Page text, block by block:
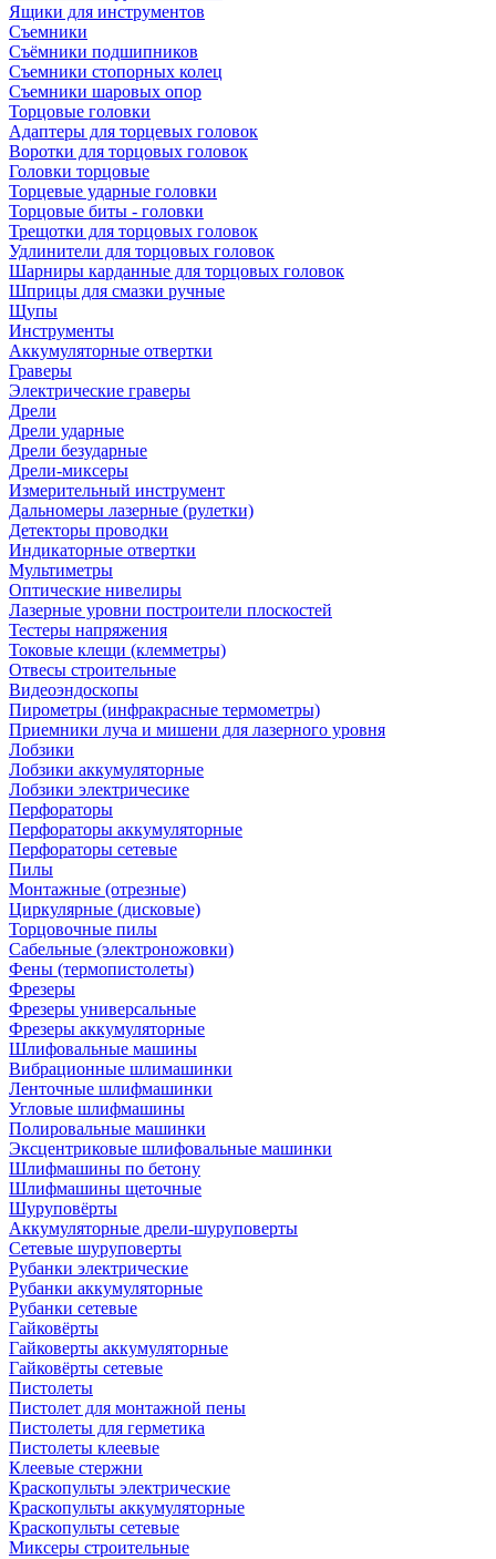
Ящики для инструментов
Съемники
Съёмники подшипников
Съемники стопорных колец
Съемники шаровых опор
Торцовые головки
Адаптеры для торцевых головок
Воротки для торцовых головок
Головки торцовые
Торцевые ударные головки
Торцовые биты - головки
Трещотки для торцовых головок
Удлинители для торцовых головок
Шарниры карданные для торцовых головок
Шприцы для смазки ручные
Щупы
Инструменты
Аккумуляторные отвертки
Граверы
Электрические граверы
Дрели
Дрели ударные
Дрели безударные
Дрели-миксеры
Измерительный инструмент
Дальномеры лазерные (рулетки)
Детекторы проводки
Индикаторные отвертки
Мультиметры
Оптические нивелиры
Лазерные уровни построители плоскостей
Тестеры напряжения
Токовые клещи (клемметры)
Отвесы строительные
Видеоэндоскопы
Пирометры (инфракрасные термометры)
Приемники луча и мишени для лазерного уровня
Лобзики
Лобзики аккумуляторные
Лобзики электричесике
Перфораторы
Перфораторы аккумуляторные
Перфораторы сетевые
Пилы
Монтажные (отрезные)
Циркулярные (дисковые)
Торцовочные пилы
Сабельные (электроножовки)
Фены (термопистолеты)
Фрезеры
Фрезеры универсальные
Фрезеры аккумуляторные
Шлифовальные машины
Вибрационные шлимашинки
Ленточные шлифмашинки
Угловые шлифмашины
Полировальные машинки
Эксцентриковые шлифовальные машинки
Шлифмашины по бетону
Шлифмашины щеточные
Шуруповёрты
Аккумуляторные дрели-шуруповерты
Сетевые шуруповерты
Рубанки электрические
Рубанки аккумуляторные
Рубанки сетевые
Гайковёрты
Гайковерты аккумуляторные
Гайковёрты сетевые
Пистолеты
Пистолет для монтажной пены
Пистолеты для герметика
Пистолеты клеевые
Клеевые стержни
Краскопульты электрические
Краскопульты аккумуляторные
Краскопульты сетевые
Миксеры строительные